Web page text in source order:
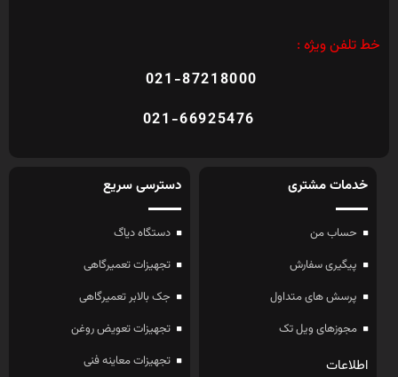
خط تلفن ویژه :
021-87218000
021-66925476
خدمات مشتری
حساب من
پیگیری سفارش
پرسش های متداول
مجوزهای ویل تک
اطلاعات
دسترسی سریع
دستگاه دیاگ
تجهیزات تعمیرگاهی
جک بالابر تعمیرگاهی
تجهیزات تعویض روغن
تجهیزات معاینه فنی